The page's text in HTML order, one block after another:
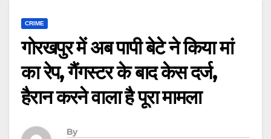
CRIME
गोरखपुर में अब पापी बेटे ने किया मां
का रेप, गैंगस्टर के बाद केस दर्ज,
हैरान करने वाला है पूरा मामला
By